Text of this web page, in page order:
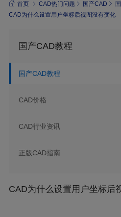
首页 CAD热门问题 国产CAD
CAD为什么设置用户坐标后视图没有变化
国产CAD教程
国产CAD教程
CAD价格
CAD行业资讯
正版CAD指南
CAD为什么设置用户坐标后